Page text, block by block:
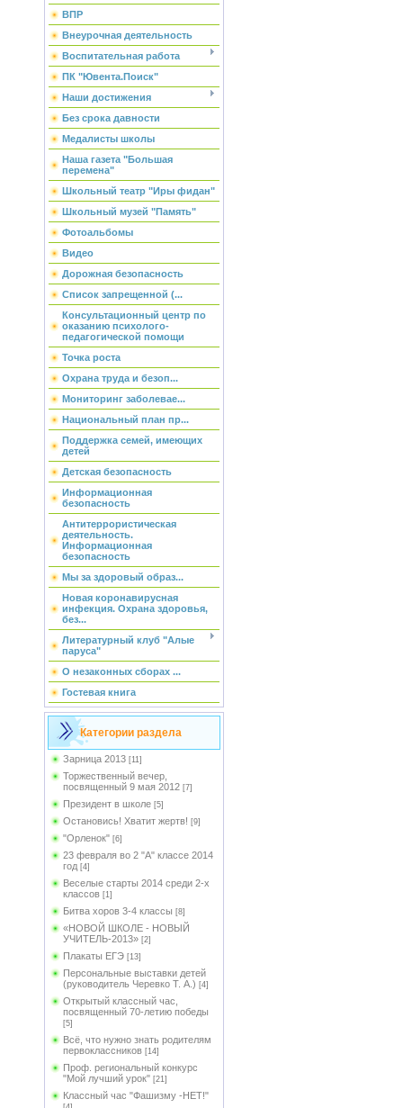
ВПР
Внеурочная деятельность
Воспитательная работа
ПК "Ювента.Поиск"
Наши достижения
Без срока давности
Медалисты школы
Наша газета "Большая
перемена"
Школьный театр "Иры фидан"
Школьный музей "Память"
Фотоальбомы
Видео
Дорожная безопасность
Список запрещенной (...
Консультационный центр по
оказанию психолого-
педагогической помощи
Точка роста
Охрана труда и безоп...
Мониторинг заболевае...
Национальный план пр...
Поддержка семей, имеющих
детей
Детская безопасность
Информационная
безопасность
Антитеррористическая
деятельность.
Информационная
безопасность
Мы за здоровый образ...
Новая коронавирусная
инфекция. Охрана здоровья,
без...
Литературный клуб "Алые
паруса"
О незаконных сборах ...
Гостевая книга
Категории раздела
Зарница 2013 [11]
Торжественный вечер,
посвященный 9 мая 2012 [7]
Президент в школе [5]
Остановись! Хватит жертв! [9]
"Орленок" [6]
23 февраля во 2 "А" классе 2014
год [4]
Веселые старты 2014 среди 2-х
классов [1]
Битва хоров 3-4 классы [8]
«НОВОЙ ШКОЛЕ - НОВЫЙ
УЧИТЕЛЬ-2013» [2]
Плакаты ЕГЭ [13]
Персональные выставки детей
(руководитель Черевко Т. А.) [4]
Открытый классный час,
посвященный 70-летию победы
[5]
Всё, что нужно знать родителям
первоклассников [14]
Проф. региональный конкурс
"Мой лучший урок" [21]
Классный час "Фашизму -НЕТ!"